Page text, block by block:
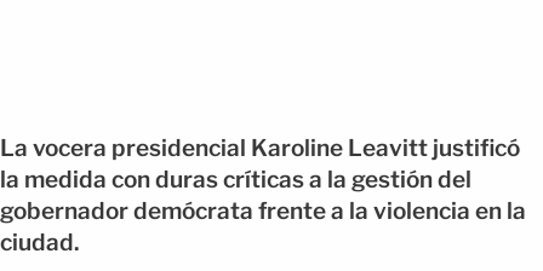
La vocera presidencial Karoline Leavitt justificó
la medida con duras críticas a la gestión del
gobernador demócrata frente a la violencia en la
ciudad.